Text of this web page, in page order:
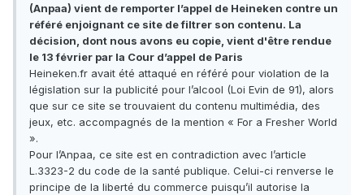
(Anpaa) vient de remporter l’appel de Heineken contre un
référé enjoignant ce site de filtrer son contenu. La
décision, dont nous avons eu copie, vient d'être rendue
le 13 février par la Cour d’appel de Paris
Heineken.fr avait été attaqué en référé pour violation de la
législation sur la publicité pour l’alcool (Loi Evin de 91), alors
que sur ce site se trouvaient du contenu multimédia, des
jeux, etc. accompagnés de la mention « For a Fresher World
».
Pour l’Anpaa, ce site est en contradiction avec l’article
L.3323-2 du code de la santé publique. Celui-ci renverse le
principe de la liberté du commerce puisqu’il autorise la